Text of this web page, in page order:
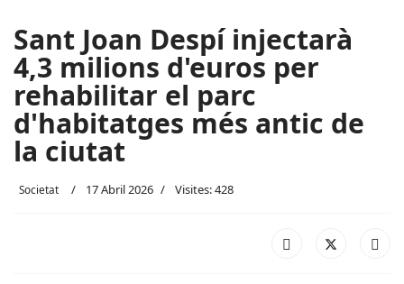
Sant Joan Despí injectarà
4,3 milions d'euros per
rehabilitar el parc
d'habitatges més antic de
la ciutat
Societat 17 Abril 2026 Visites: 428